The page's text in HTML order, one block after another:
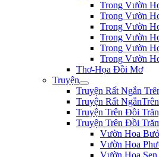
Trong Vườn
Trong Vườn
Trong Vườn
Trong Vườn
Trong Vườn
Trong Vườn
Thơ-Họa Đồi Mơ
Truyện
Truyện Rất Ngắn
Truyện Rất
Truyện Trên Đồi
Truyện Trên Đồi
Vườn Hoa
Vườn Hoa
Vườn Hoa Sen